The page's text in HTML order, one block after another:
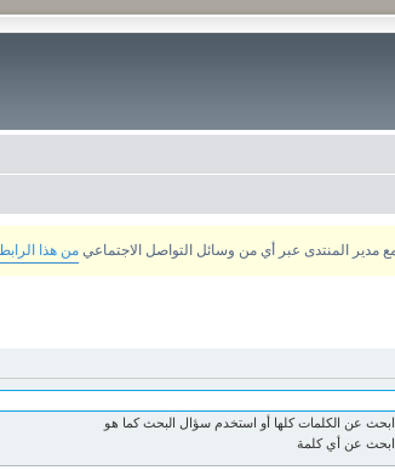
من هذا الرابط
ابحث عن الكلمات كلها أو استخدم سؤال البحث كما هو
ابحث عن أي كلمة